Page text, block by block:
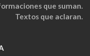
que suman.
Textos que aclaran.